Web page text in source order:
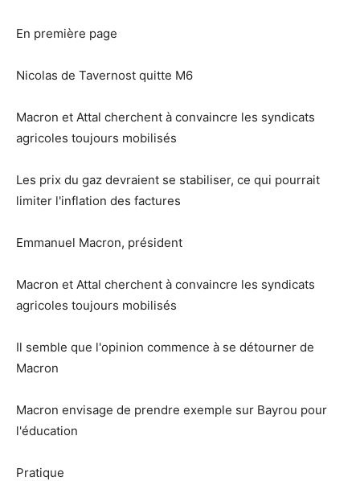
En première page
Nicolas de Tavernost quitte M6
Macron et Attal cherchent à convaincre les syndicats
agricoles toujours mobilisés
Les prix du gaz devraient se stabiliser, ce qui pourrait
limiter l'inflation des factures
Emmanuel Macron, président
Macron et Attal cherchent à convaincre les syndicats
agricoles toujours mobilisés
Il semble que l'opinion commence à se détourner de
Macron
Macron envisage de prendre exemple sur Bayrou pour
l'éducation
Pratique